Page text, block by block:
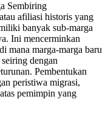
Sembiring
afiliasi historis yang
banyak sub-marga
Ini mencerminkan
mana marga-marga baru
dengan
Pembentukan
peristiwa migrasi,
pemimpin yang